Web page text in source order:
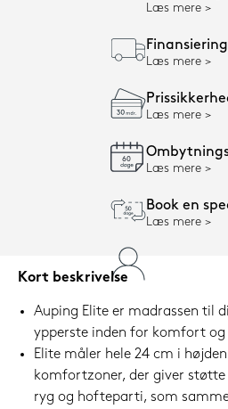
Læs mere
Finansiering
Læs mere
Læs mere
Læs mere
Book en
Læs mere
Kort beskrivelse
Auping Elite er madrassen til
ypperste inden for komfort
Elite måler hele 24 cm i
komfortzoner, der giver
ryg og hofteparti, som